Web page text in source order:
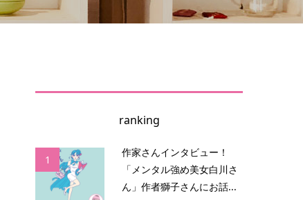
ranking
1
作家さんインタビュー！
「メンタル強め美女白川さ
ん」作者獅子さんにお話...